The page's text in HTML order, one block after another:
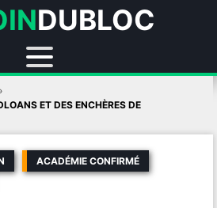
DUBLOC
ET DES ENCHÈRES DE
ACADÉMIE CONFIRMÉ